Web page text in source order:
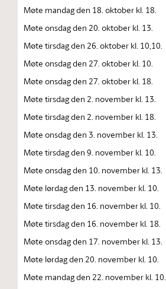
Møte mandag den 18. oktober kl. 18.
Møte onsdag den 20. oktober kl. 13.
Møte tirsdag den 26. oktober kl. 10,10.
Møte onsdag den 27. oktober kl. 10.
Møte onsdag den 27. oktober kl. 18.
Møte tirsdag den 2. november kl. 13.
Møte tirsdag den 2. november kl. 18.
Møte onsdag den 3. november kl. 13.
Møte tirsdag den 9. november kl. 10.
Møte onsdag den 10. november kl. 13.
Møte lørdag den 13. november kl. 10.
Møte tirsdag den 16. november kl. 10.
Møte tirsdag den 16. november kl. 18.
Møte onsdag den 17. november kl. 13.
Møte lørdag den 20. november kl. 10.
Møte mandag den 22. november kl. 10.